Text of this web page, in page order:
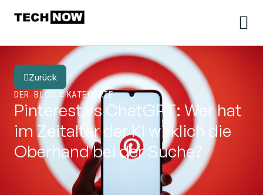
Zurück
DER BLOG
KATEGORIE
Pinterest vs ChatGPT: Wer hat
im Zeitalter der KI wirklich die
Oberhand bei der Suche?